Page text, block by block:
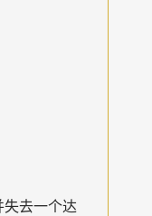
失去一个达